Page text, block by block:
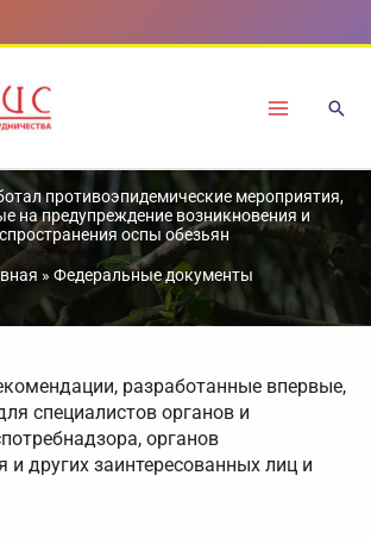
противоэпидемические мероприятия,
на предупреждение возникновения и
оспы обезьян
» Федеральные документы
разработанные впервые,
специалистов органов и
органов
и других заинтересованных лиц и